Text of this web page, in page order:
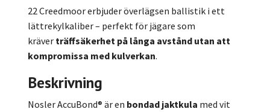
22 Creedmoor erbjuder överlägsen ballistik i ett
lättrekylkaliber – perfekt för jägare som
kräver träffsäkerhet på långa avstånd utan att
kompromissa med kulverkan.
Beskrivning
Nosler AccuBond® är en bondad jaktkula med vit